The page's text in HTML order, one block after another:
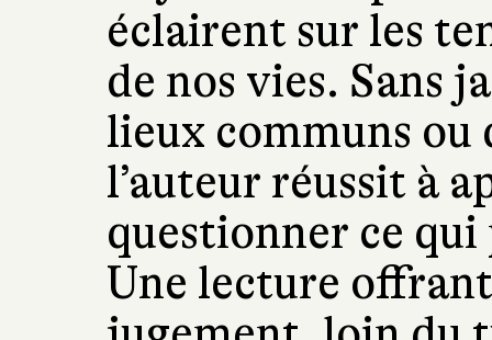
éclairent sur les
de nos vies. Sans
lieux communs ou
l’auteur réussit à
questionner ce
Une lecture